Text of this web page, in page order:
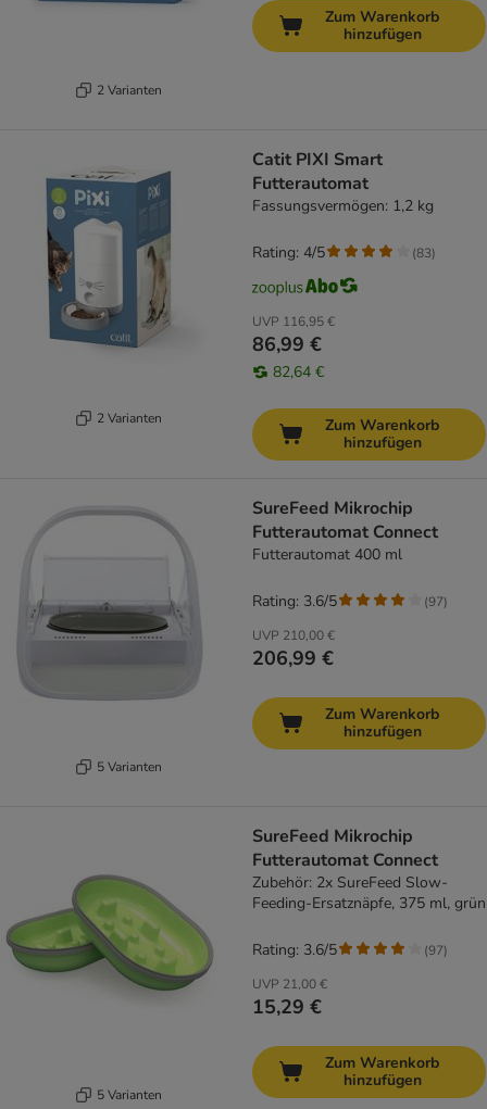
2 Varianten
Zum Warenkorb
hinzufügen
2 Varianten
Catit PIXI Smart
Futterautomat
Fassungsvermögen: 1,2 kg
UVP 116,95 €
86,99 €
82,64 €
Rating: 4/5 (83)
Zum Warenkorb
hinzufügen
5 Varianten
SureFeed Mikrochip
Futterautomat Connect
Futterautomat 400 ml
UVP 210,00 €
206,99 €
Rating: 3.6/5 (97)
Zum Warenkorb
hinzufügen
5 Varianten
SureFeed Mikrochip
Futterautomat Connect
Zubehör: 2x SureFeed Slow-
Feeding-Ersatznäpfe, 375 ml, grün
UVP 21,00 €
15,29 €
Rating: 3.6/5 (97)
Zum Warenkorb
hinzufügen